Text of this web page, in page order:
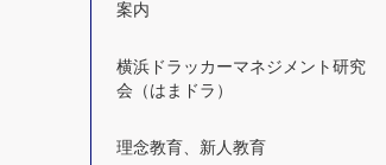
案内
横浜ドラッカーマネジメント研究
会（はまドラ）
理念教育、新人教育